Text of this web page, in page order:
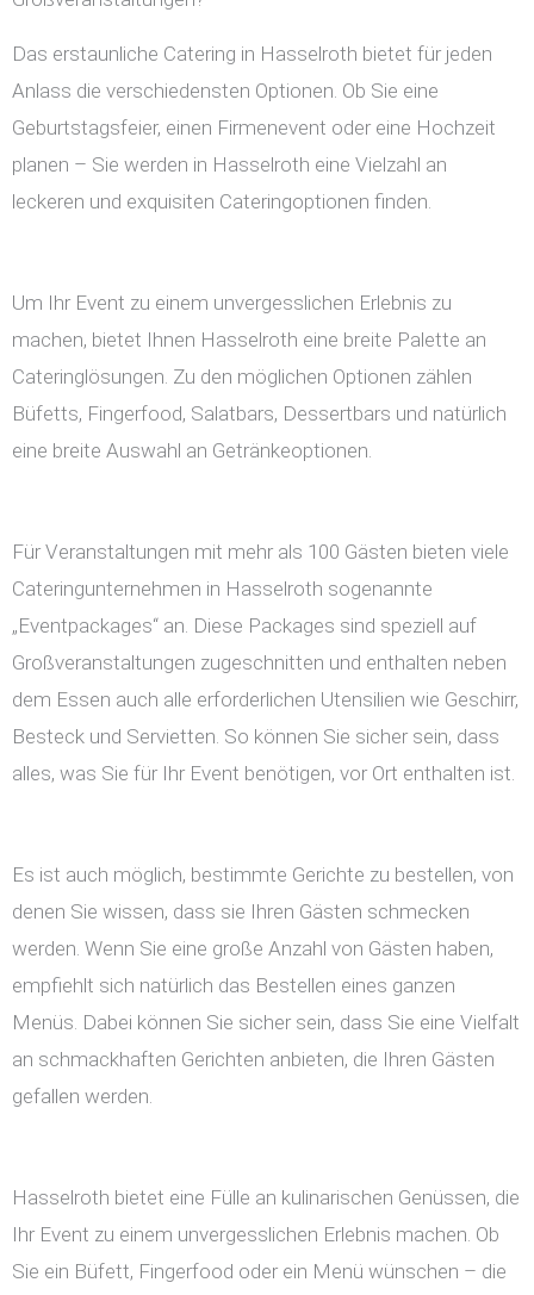
Das erstaunliche Catering in Hasselroth bietet für jeden
Anlass die verschiedensten Optionen. Ob Sie eine
Geburtstagsfeier, einen Firmenevent oder eine Hochzeit
planen – Sie werden in Hasselroth eine Vielzahl an
leckeren und exquisiten Cateringoptionen finden.
Um Ihr Event zu einem unvergesslichen Erlebnis zu
machen, bietet Ihnen Hasselroth eine breite Palette an
Cateringlösungen. Zu den möglichen Optionen zählen
Büfetts, Fingerfood, Salatbars, Dessertbars und natürlich
eine breite Auswahl an Getränkeoptionen.
Für Veranstaltungen mit mehr als 100 Gästen bieten viele
Cateringunternehmen in Hasselroth sogenannte
„Eventpackages“ an. Diese Packages sind speziell auf
Großveranstaltungen zugeschnitten und enthalten neben
dem Essen auch alle erforderlichen Utensilien wie Geschirr,
Besteck und Servietten. So können Sie sicher sein, dass
alles, was Sie für Ihr Event benötigen, vor Ort enthalten ist.
Es ist auch möglich, bestimmte Gerichte zu bestellen, von
denen Sie wissen, dass sie Ihren Gästen schmecken
werden. Wenn Sie eine große Anzahl von Gästen haben,
empfiehlt sich natürlich das Bestellen eines ganzen
Menüs. Dabei können Sie sicher sein, dass Sie eine Vielfalt
an schmackhaften Gerichten anbieten, die Ihren Gästen
gefallen werden.
Hasselroth bietet eine Fülle an kulinarischen Genüssen, die
Ihr Event zu einem unvergesslichen Erlebnis machen. Ob
Sie ein Büfett, Fingerfood oder ein Menü wünschen – die